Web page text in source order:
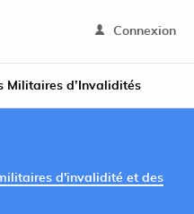
Connexion
Militaires d’Invalidités
d'invalidité et des